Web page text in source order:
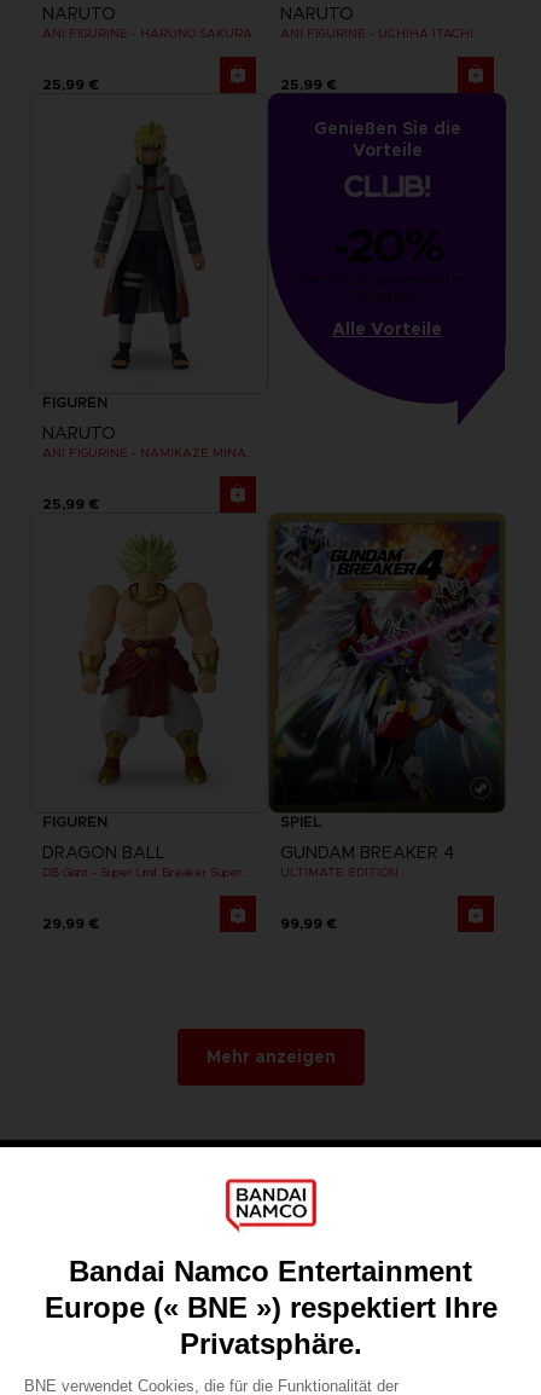
NARUTO
ANI FIGURINE - HARUNO SAKURA
25,99 €
NARUTO
ANI FIGURINE - UCHIHA ITACHI
25,99 €
FIGUREN
NARUTO
ANI FIGURINE - NAMIKAZE MINATO
25,99 €
Genießen Sie die
Vorteile
-20%
von 1000 gesammelten
Punkten
Alle Vorteile
FIGUREN
DRAGON BALL
29,99 €
SPIEL
GUNDAM BREAKER 4
ULTIMATE EDITION
99,99 €
Mehr anzeigen
Über uns
Presse
Karriere
HABEN SIE EINE FRAGE?